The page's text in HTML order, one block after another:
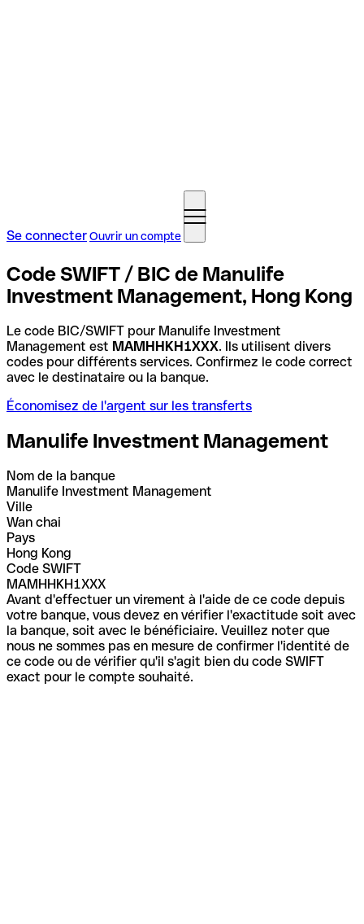
Se connecterOuvrir un compte
Code SWIFT / BIC de Manulife
Investment Management, Hong Kong
Le code BIC/SWIFT pour Manulife Investment
Management est MAMHHKH1XXX. Ils utilisent divers
codes pour différents services. Confirmez le code correct
avec le destinataire ou la banque.
Économisez de l'argent sur les transferts
Manulife Investment Management
Nom de la banque
Manulife Investment Management
Ville
Wan chai
Pays
Hong Kong
Code SWIFT
MAMHHKH1XXX
Avant d'effectuer un virement à l'aide de ce code depuis
votre banque, vous devez en vérifier l'exactitude soit avec
la banque, soit avec le bénéficiaire. Veuillez noter que
nous ne sommes pas en mesure de confirmer l'identité de
ce code ou de vérifier qu'il s'agit bien du code SWIFT
exact pour le compte souhaité.